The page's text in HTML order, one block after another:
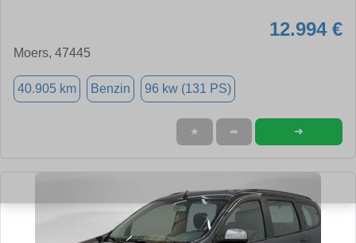
12.994 €
Moers, 47445
40.905 km Benzin 96 kw (131 PS)
★ ➦ ➜